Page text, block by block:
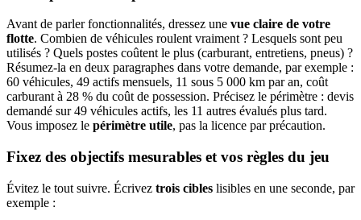
Avant de parler fonctionnalités, dressez une vue claire de votre
flotte. Combien de véhicules roulent vraiment ? Lesquels sont peu
utilisés ? Quels postes coûtent le plus (carburant, entretiens, pneus) ?
Résumez-la en deux paragraphes dans votre demande, par exemple :
60 véhicules, 49 actifs mensuels, 11 sous 5 000 km par an, coût
carburant à 28 % du coût de possession. Précisez le périmètre : devis
demandé sur 49 véhicules actifs, les 11 autres évalués plus tard.
Vous imposez le périmètre utile, pas la licence par précaution.
Fixez des objectifs mesurables et vos règles du jeu
Évitez le tout suivre. Écrivez trois cibles lisibles en une seconde, par
exemple :